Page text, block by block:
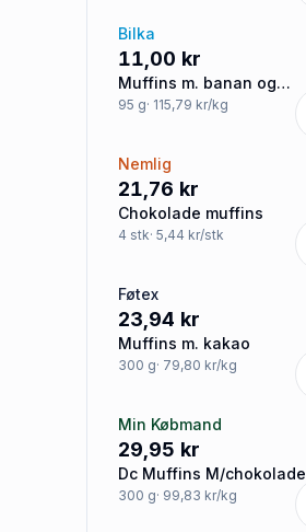
Bilka
11,00 kr
Muffins m. banan og
chokolade
95 g· 115,79 kr/kg
Nemlig
21,76 kr
Chokolade muffins
4 stk· 5,44 kr/stk
Føtex
23,94 kr
Muffins m. kakao
300 g· 79,80 kr/kg
Min Købmand
29,95 kr
Dc Muffins M/chokolade
300 g· 99,83 kr/kg